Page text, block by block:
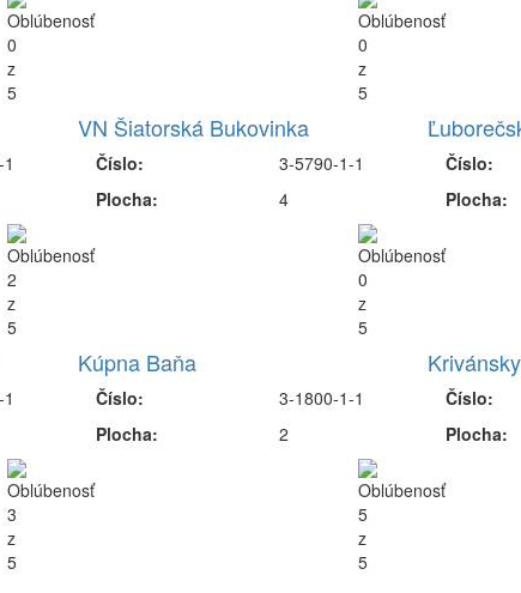
VN Šiatorská Bukovinka
Číslo:
Plocha:
3-5790-1-1
4
Číslo:
Plocha:
Kúpna Baňa
Číslo:
Plocha:
3-1800-1-1
2
Číslo:
Plocha: